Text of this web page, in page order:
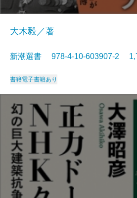
大木毅／著
新潮選書 978-4-10-603907-2
書籍電子書籍あり